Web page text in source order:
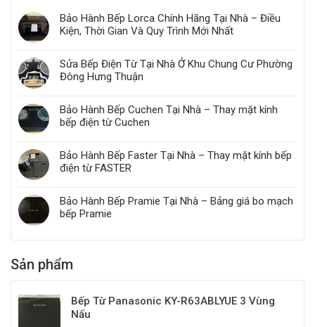
Bảo Hành Bếp Lorca Chính Hãng Tại Nhà – Điều
Kiện, Thời Gian Và Quy Trình Mới Nhất
Sửa Bếp Điện Từ Tại Nhà Ở Khu Chung Cư Phường
Đông Hưng Thuận
Bảo Hành Bếp Cuchen Tại Nhà – Thay mặt kính
bếp điện từ Cuchen
Bảo Hành Bếp Faster Tại Nhà – Thay mặt kính bếp
điện từ FASTER
Bảo Hành Bếp Pramie Tại Nhà – Bảng giá bo mạch
bếp Pramie
Sản phẩm
Bếp Từ Panasonic KY-R63ABLYUE 3 Vùng
Nấu